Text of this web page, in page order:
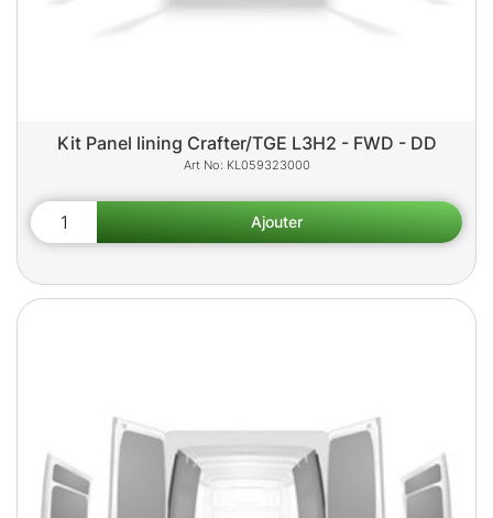
Kit Panel lining Crafter/TGE L3H2 - FWD - DD
KL059323000